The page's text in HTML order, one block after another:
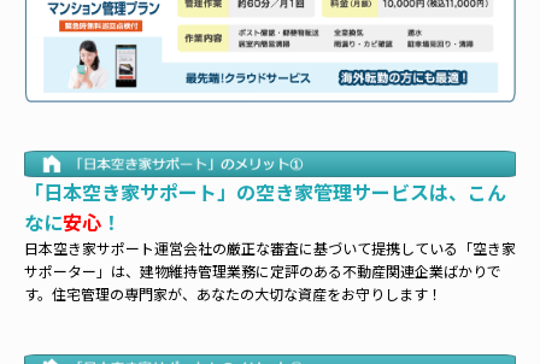
「日本空き家サポート」の空き家管理サービスは、こん
なに安心 ！
日本空き家サポート運営会社の厳正な審査に基づいて提携している「空き家
サポーター」は、建物維持管理業務に定評のある不動産関連企業ばかりで
す。住宅管理の専門家が、あなたの大切な資産をお守りします！